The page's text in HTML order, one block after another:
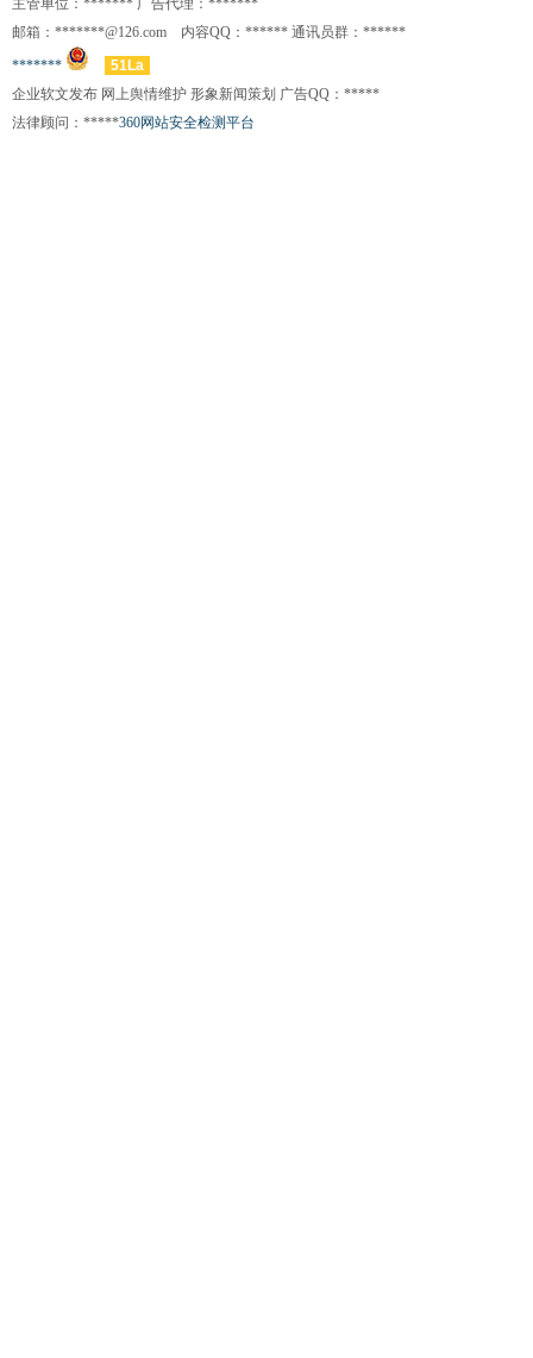
主管单位：******* 广告代理：*******
邮箱：*******@126.com 内容QQ：****** 通讯员群：******
*******
51La
企业软文发布 网上舆情维护 形象新闻策划 广告QQ：*****
法律顾问：*****360网站安全检测平台